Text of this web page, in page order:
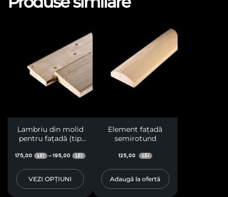
Lambriu din molid
pentru fațadă (tip
175,00 LEI –195,00 LEI
VEZI OPȚIUNI
Element fațadă
semirotund
125,00 LEI
Adaugă la ofertă